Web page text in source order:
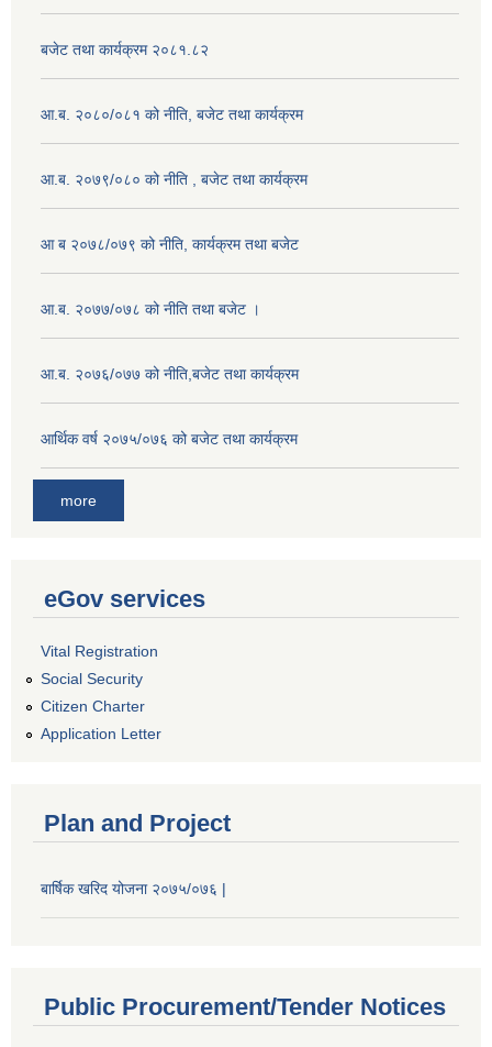
बजेट तथा कार्यक्रम २०८१.८२
आ.ब. २०८०/०८१ को नीति, बजेट तथा कार्यक्रम
आ.ब. २०७९/०८० को नीति , बजेट तथा कार्यक्रम
आ ब २०७८/०७९ को नीति, कार्यक्रम तथा बजेट
आ.ब. २०७७/०७८ को नीति तथा बजेट ।
आ.ब. २०७६/०७७ को नीति,बजेट तथा कार्यक्रम
आर्थिक वर्ष २०७५/०७६ को बजेट तथा कार्यक्रम
more
eGov services
Vital Registration
Social Security
Citizen Charter
Application Letter
Plan and Project
बार्षिक खरिद योजना २०७५/०७६ |
Public Procurement/Tender Notices